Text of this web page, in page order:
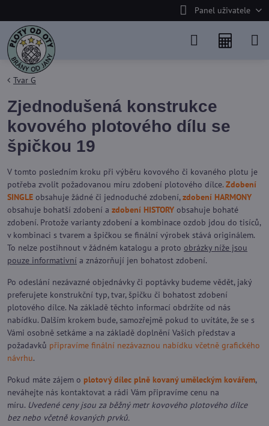
Panel uživatele
Tvar G
Zjednodušená konstrukce
kovového plotového dílu se
špičkou 19
V tomto posledním kroku při výběru kovového či kovaného plotu je
potřeba zvolit požadovanou míru zdobení plotového dílce. Zdobení
SINGLE obsahuje žádné či jednoduché zdobení,zdobení HARMONY
obsahuje bohatší zdobení a zdobení HISTORY obsahuje bohaté
zdobení. Protože varianty zdobení a kombinace ozdob jdou do tisíců,
v kombinaci s tvarem a špičkou se finální výrobek stává originálem.
To nelze postihnout v žádném katalogu a proto obrázky níže jsou
pouze informativní a znázorňují jen bohatost zdobení.
Po odeslání nezávazné objednávky či poptávky budeme vědět, jaký
preferujete konstrukční typ, tvar, špičku či bohatost zdobení
plotového dílce. Na základě těchto informací obdržíte od nás
nabídku. Dalším krokem bude, samozřejmě pokud to uvítáte, že se s
Vámi osobně setkáme a na základě doplnění Vašich představ a
požadavků připravíme finální nezávaznou nabídku včetně grafického
návrhu.
Pokud máte zájem o plotový dílec plně kovaný uměleckým kovářem,
neváhejte nás kontaktovat a rádi Vám připravíme cenu na
míru. Uvedené ceny jsou za běžný metr kovového plotového dílce
bez nebo včetně kovaných prvků.